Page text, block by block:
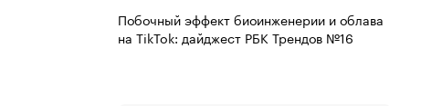
Побочный эффект биоинженерии и облава
на TikTok: дайджест РБК Трендов №16